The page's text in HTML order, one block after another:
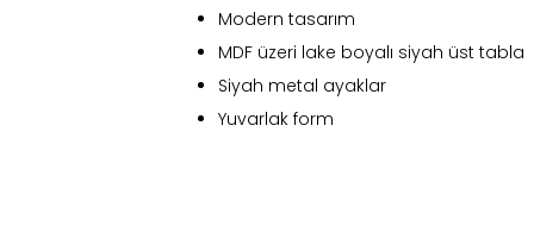
Modern tasarım
MDF üzeri lake boyalı siyah üst tabla
Siyah metal ayaklar
Yuvarlak form